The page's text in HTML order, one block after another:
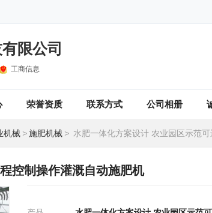
限公司
工商信息
荣誉资质 联系方式 公司相册
机械 >施肥机械 > 水肥一体化方案设计 农业园区示范可
控制操作灌溉自动施肥机